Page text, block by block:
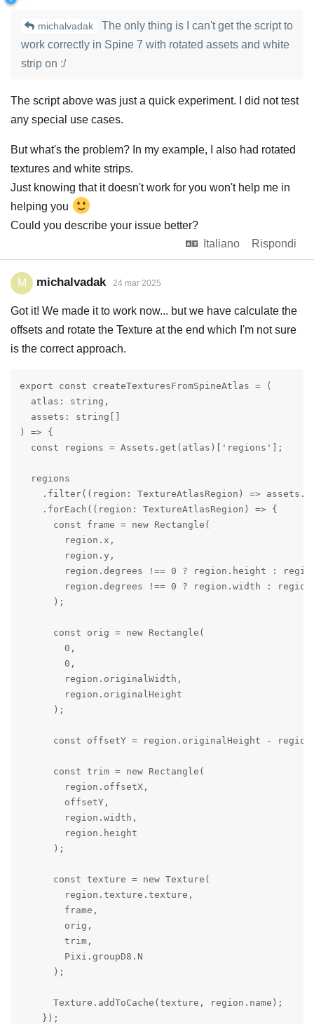
michalvadak
The only thing is I can't get the script to
work correctly in Spine 7 with rotated assets and white
strip on :/
The script above was just a quick experiment. I did not test
any special use cases.
But what's the problem? In my example, I also had rotated
textures and white strips.
Just knowing that it doesn't work for you won't help me in
helping you
Could you describe your issue better?
Italiano
Rispondi
M michalvadak 24 mar 2025
Got it! We made it to work now... but we have calculate the
offsets and rotate the Texture at the end which I'm not sure
is the correct approach.
export const createTexturesFromSpineAtlas = (
  atlas: string,
  assets: string[]
) => {
  const regions = Assets.get(atlas)['regions'];
  regions
.filter((region: TextureAtlasRegion) =>
    .forEach((region: TextureAtlasRegion) => {
      const frame = new Rectangle(
        region.x,
        region.y,
region.degrees !== 0 ? region.height :
region.degrees !== 0 ? region.width :
      );
      const orig = new Rectangle(
        0,
        0,
        region.originalWidth,
        region.originalHeight
      );
const offsetY = region.originalHeight -
      const trim = new Rectangle(
        region.offsetX,
        offsetY,
        region.width,
        region.height
      );
      const texture = new Texture(
        region.texture.texture,
        frame,
        orig,
        trim,
        Pixi.groupD8.N
      );
      Texture.addToCache(texture, region.name);
    });